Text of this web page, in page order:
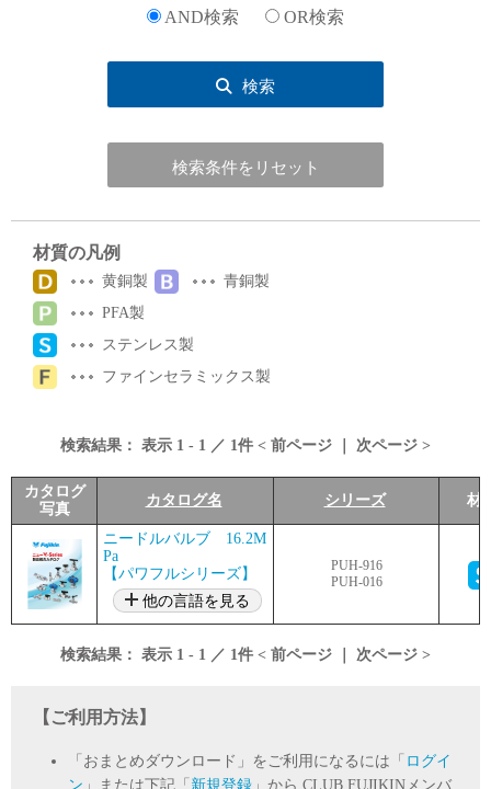
AND検索 OR検索
検索
検索条件をリセット
材質の凡例
黄銅製
青銅製
PFA製
ステンレス製
ファインセラミックス製
検索結果： 表示 1 - 1 ／ 1件 < 前ページ 次ページ >
カタログ
写真
カタログ名 シリーズ 材
ニードルバルブ 16.2M
Pa
【パワフルシリーズ】
他の言語を見る
PUH-916
PUH-016
検索結果： 表示 1 - 1 ／ 1件 < 前ページ 次ページ >
【ご利用方法】
「おまとめダウンロード」をご利用になるには「 ログイ
ン 」または下記「 新規登録 」から CLUB FUJIKINメンバ